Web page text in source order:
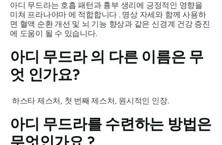
아디 무드라는 호흡 패턴과 흉부 생리에 긍정적인 영향을
미쳐 프라나야마 에 적합합니다 . 명상 자세와 함께 사용하
면 혈액 순환 개선 및 뇌 기능 향상과 같은 신경계 건강 증진
에 도움이 될 수 있습니다.
아디 무드라의 다른 이름은 무
엇 인가요?
하스타 제스처, 첫 번째 제스처, 원시적인 인장.
아디 무드라를 수련하는 방법은